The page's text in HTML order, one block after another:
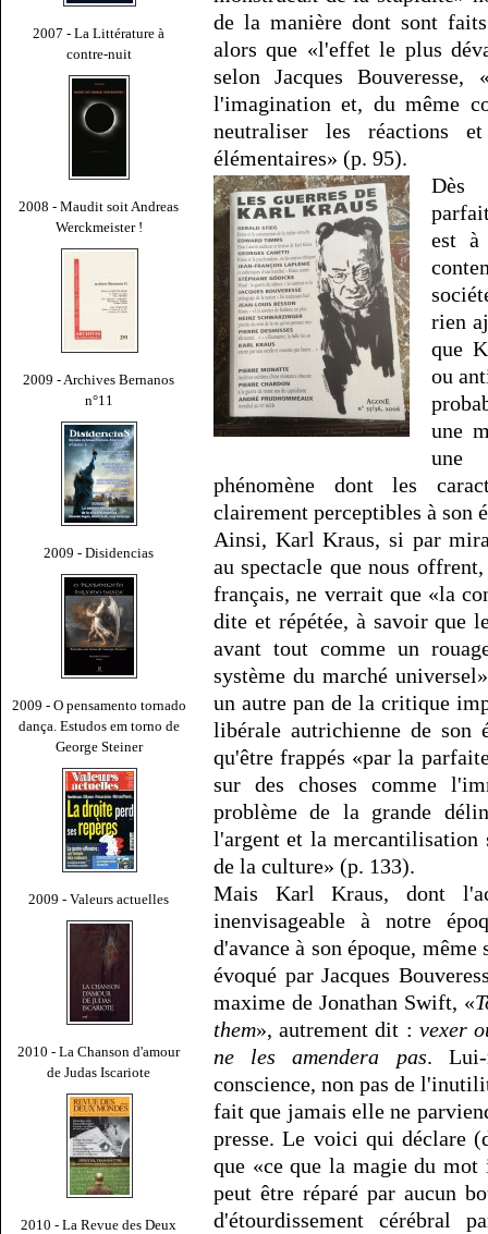
2007 - La Littérature à
contre-nuit
2008 - Maudit soit Andreas
Werckmeister !
2009 - Archives Bernanos
n°11
2009 - Disidencias
2009 - O pensamento tornado
dança. Estudos em torno de
George Steiner
2009 - Valeurs actuelles
2010 - La Chanson d'amour
de Judas Iscariote
2010 - La Revue des Deux
de la manière dont sont
alors que «l'effet le plus
selon Jacques
l'imagination et, du même
neutraliser les réactions
élémentaires» (p. 95).
Dès
est à
rien
que
ou
une
une
phénomène dont les
clairement perceptibles à son
Ainsi, Karl Kraus, si par
au spectacle que nous
français, ne verrait que «la
dite et répétée, à savoir que
avant tout comme un
système du marché
un autre pan de la critique
libérale autrichienne de son
qu'être frappés «par la
sur des choses comme
problème de la grande
l'argent et la mercantilisation
de la culture» (p. 133).
Mais Karl Kraus, dont
inenvisageable à notre
d'avance à son époque,
évoqué par Jacques
maxime de Jonathan Swift, «
them», autrement dit : vexer
ne les amendera pas. Lui-
conscience, non pas de
fait que jamais elle ne
presse. Le voici qui déclare
que «ce que la magie du mot
peut être réparé par aucun
d'étourdissement cérébral